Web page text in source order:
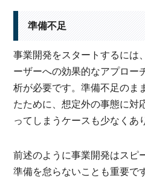
準備不足
事業開発をスタートするには
ーザーへの効果的なアプロー
析が必要です。準備不足のま
たために、想定外の事態に対
ってしまうケースも少なくあ
前述のように事業開発はスピ
準備を怠らないことも重要で